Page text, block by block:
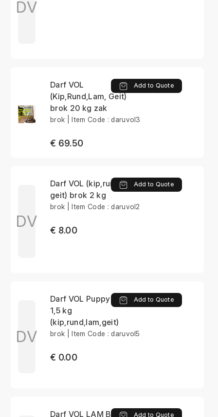
DV
Darf VOL
(Kip,Rund,Lam, Geit)
brok 20 kg zak
Add to Quote
brok | Item Code : daruvol3
€ 69.50
DV
Darf VOL (kip,rund,lam,
geit) brok 2 kg
Add to Quote
brok | Item Code : daruvol2
€ 8.00
DV
Darf VOL Puppy brok
1,5 kg
(kip,rund,lam,geit)
Add to Quote
brok | Item Code : daruvol5
€ 0.00
Darf VOL LAM Brok 14Add to Quote